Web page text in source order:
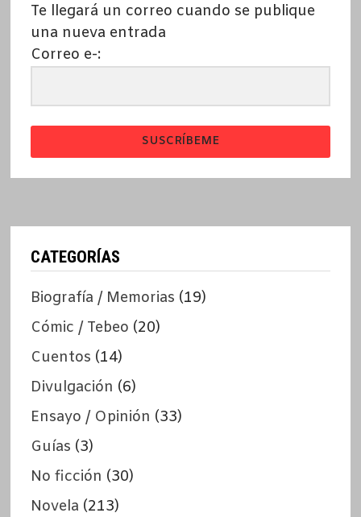
Te llegará un correo cuando se publique
una nueva entrada
Correo e-:
SUSCRÍBEME
CATEGORÍAS
Biografía / Memorias (19)
Cómic / Tebeo (20)
Cuentos (14)
Divulgación (6)
Ensayo / Opinión (33)
Guías (3)
No ficción (30)
Novela (213)